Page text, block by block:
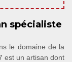
spécialiste
le domaine de la
est un artisan dont